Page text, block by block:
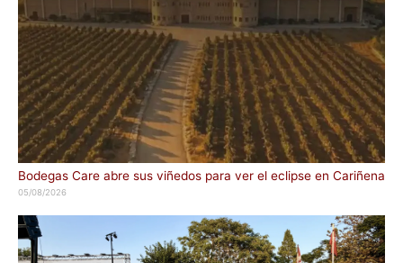
Bodegas Care abre sus viñedos para ver el eclipse en Cariñena
05/08/2026